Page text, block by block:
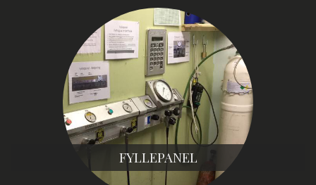
FYLLEPANEL